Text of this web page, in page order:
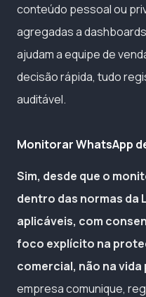
conteúdo pessoal ou
agregadas a
ajudam a equipe de
decisão rápida, tudo
auditável.
Monitorar WhatsApp
Sim, desde que o
dentro das normas da
aplicáveis, com
foco explícito na
comercial, não na vida
empresa comunique,